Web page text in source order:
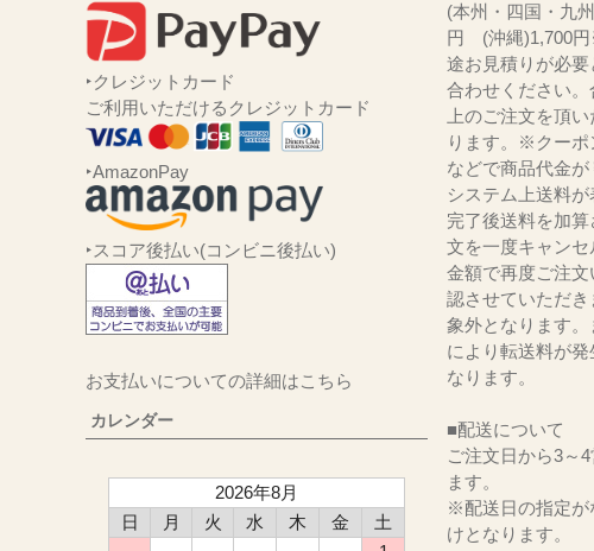
‣クレジットカード
ご利用いただけるクレジットカード
‣AmazonPay
‣スコア後払い(コンビニ後払い)
お支払いについての詳細はこちら
カレンダー
2026年8月
日
月 火 水 木 金
土
(本州・四国・九
円 (沖縄)1,700円
途お見積りが必
合わせください。
上のご注文を頂
ります。※クーポ
などで商品代金
システム上送料
完了後送料を加
文を一度キャン
金額で再度ご注
認させていただ
象外となります
により転送料が
なります。
■配送について
ご注文日から3～
ます。
※配送日の指定が
けとなります。